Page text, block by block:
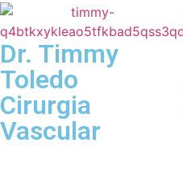
Dr. Timmy
Toledo
Cirurgia
Vascular